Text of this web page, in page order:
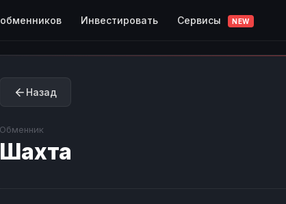
Инвестировать Сервисы NEW
Назад
Обменник
Шахта